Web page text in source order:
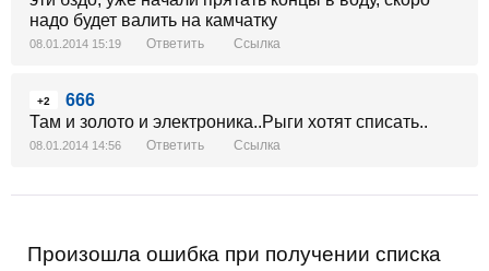
надо будет валить на камчатку
08.01.2014 15:19 Ответить Ссылка
+2
666
Там и золото и электроника..Рыги хотят списать..
08.01.2014 14:56 Ответить Ссылка
Произошла ошибка при получении списка